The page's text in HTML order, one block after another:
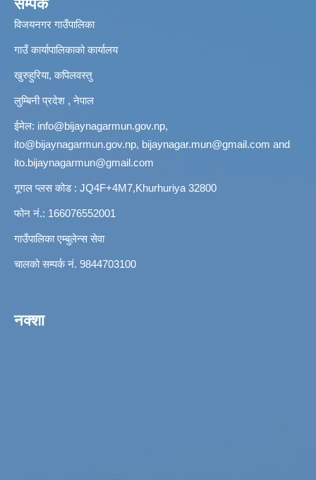
सम्पर्क
विजयनगर गाउँपालिका
गाउँ कार्यापालिकाको कार्यालय
खुरुहुरिया, कपिलवस्तु
लुम्बिनी प्रदेश , नेपाल
ईमेल: info@bijaynagarmun.gov.np,
ito@bijaynagarmun.gov.np, bijaynagar.mun@gmail.com and
ito.bijaynagarmun@gmail.com
गूगल प्लस कोड : JQ4F+4M7,Khurhuriya 32800
फोन नं.: 166076552001
गाउँपालिका एम्बुलेन्स सेवा
चालको सम्पर्क नं. 9844703100
नक्शा